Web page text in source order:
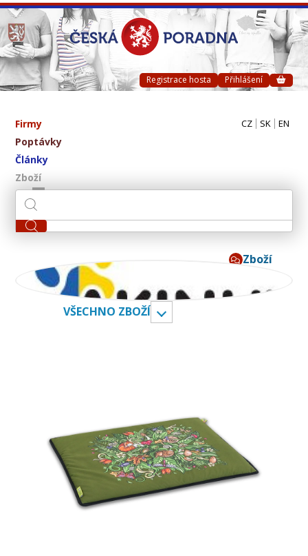
Registrace hosta Přihlášení
Firmy
Poptávky
Články
Zboží
CZ SK EN
Zboží
AKINU CZ s.r.o.
VŠECHNO ZBOŽÍ